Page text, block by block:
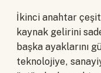
İkinci anahtar
kaynak gelirini
başka ayaklarını
teknolojiye,